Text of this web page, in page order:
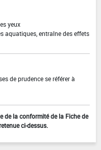
yeux
aquatiques, entraîne des effets
de prudence se référer à
de la conformité de la Fiche de
ci-dessus.